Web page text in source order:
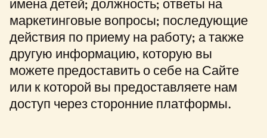
имена детей; должность; ответы на
маркетинговые вопросы; последующие
действия по приему на работу; а также
другую информацию, которую вы
можете предоставить о себе на Сайте
или к которой вы предоставляете нам
доступ через сторонние платформы.